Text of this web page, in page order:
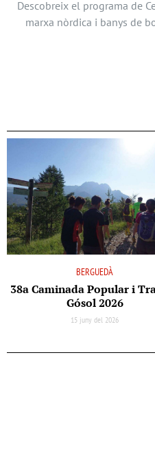
Descobreix el programa de
marxa nòrdica i banys de
BERGUEDÀ
38a Caminada Popular i
Gósol 2026
15 juny del 2026